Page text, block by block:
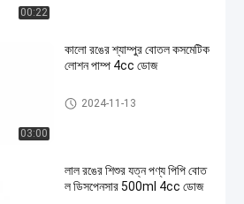
00:22
03:00
কালো রঙের শ্যাম্পুর বোতল কসমেটিক
লোশন পাম্প 4cc ডোজ
কসমেটিক লোশন পাম্প
2024-11-13
লাল রঙের শিশুর যত্ন পণ্য পিপি বোত
ল ডিসপেনসার 500ml 4cc ডোজ